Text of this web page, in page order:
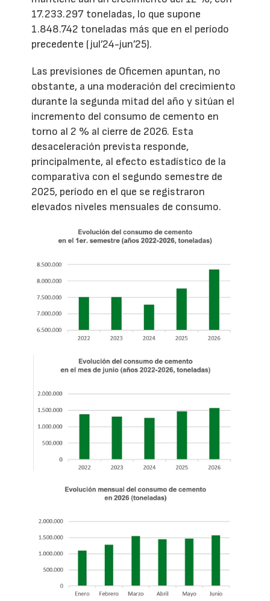
17.233.297 toneladas, lo que supone
1.848.742 toneladas más que en el período
precedente (jul’24-jun’25).
Las previsiones de Oficemen apuntan, no
obstante, a una moderación del crecimiento
durante la segunda mitad del año y sitúan el
incremento del consumo de cemento en
torno al 2 % al cierre de 2026. Esta
desaceleración prevista responde,
principalmente, al efecto estadístico de la
comparativa con el segundo semestre de
2025, período en el que se registraron
elevados niveles mensuales de consumo.